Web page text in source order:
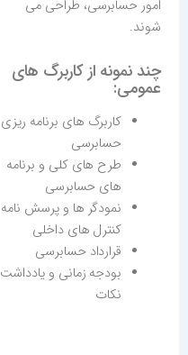
امور حسابرسی، طراحی می
شوند.
چند نمونه از کاربرگ های
عمومی:
کاربرگ های برنامه ریزی
حسابرسی
طرح های کلی و برنامه
های حسابرسی
نمودگر ها و پرسش نامه
کنترل های داخلی
قرارداد حسابرسی
بودجه زمانی و یادداشت
نکات